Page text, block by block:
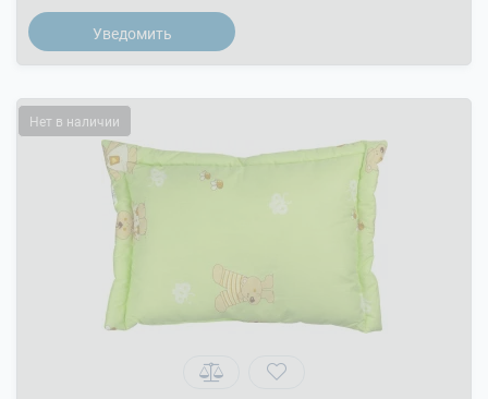
Уведомить
Нет в наличии